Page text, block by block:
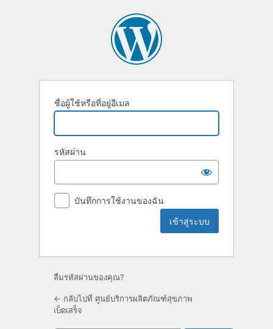
ชื่อผู้ใช้หรือที่อยู่อีเมล
รหัสผ่าน
บันทึกการใช้งานของฉัน
ลืมรหัสผ่านของคุณ?
← กลับไปที่ ศูนย์บริการผลิตภัณฑ์สุขภาพ
เบ็ดเสร็จ